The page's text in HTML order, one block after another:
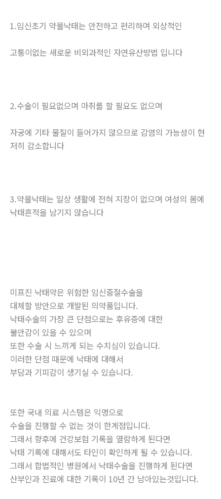
1.임신초기 약물낙태는 안전하고 편리하며 외상적인
고통이없는 새로운 비외과적인 자연유산방법 입니다
2.수술이 필요없으며 마취를 할 필요도 없으며
자궁에 기타 물질이 들어가지 않으므로 감염의 가능성이 현
저히 감소합니다
3.약물낙태는 일상 생활에 전혀 지장이 없으며 여성의 몸에
낙태흔적을 남기지 않습니다
미프진 낙태약은 위험한 임신중절수술을
대체할 방안으로 개발된 의약품입니다.
낙태수술의 가장 큰 단점으로는 후유증에 대한
불안감이 있을 수 있으며
또한 수술 시 느끼게 되는 수치심이 있습니다.
이러한 단점 때문에 낙태에 대해서
부담과 기피감이 생기실 수 있습니다.
또한 국내 의료 시스템은 익명으로
수술을 진행할 수 없는 것이 한계점입니다.
그래서 향후에 건강보험 기록을 열람하게 된다면
낙태 기록에 대해서도 타인이 확인하게 될 수 있습니다.
그래서 합법적인 병원에서 낙태수술을 진행하게 된다면
산부인과 진료에 대한 기록이 10년 간 남아있는것입니다.